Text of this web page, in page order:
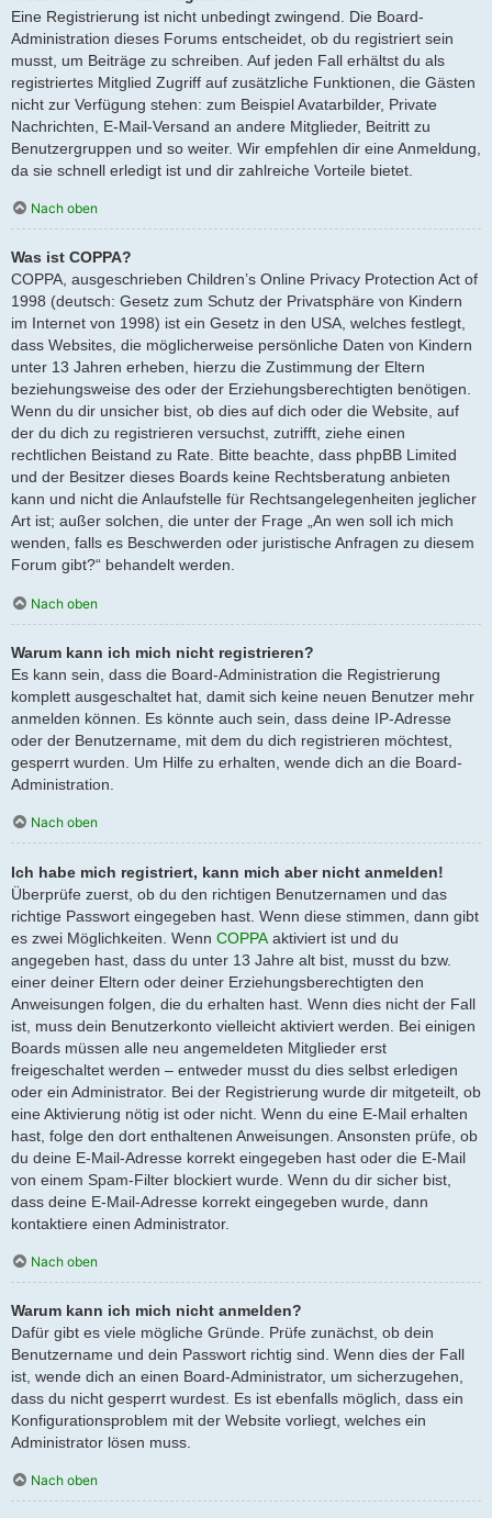
Eine Registrierung ist nicht unbedingt zwingend. Die Board-
Administration dieses Forums entscheidet, ob du registriert sein
musst, um Beiträge zu schreiben. Auf jeden Fall erhältst du als
registriertes Mitglied Zugriff auf zusätzliche Funktionen, die Gästen
nicht zur Verfügung stehen: zum Beispiel Avatarbilder, Private
Nachrichten, E-Mail-Versand an andere Mitglieder, Beitritt zu
Benutzergruppen und so weiter. Wir empfehlen dir eine Anmeldung,
da sie schnell erledigt ist und dir zahlreiche Vorteile bietet.
Nach oben
Was ist COPPA?
COPPA, ausgeschrieben Children’s Online Privacy Protection Act of
1998 (deutsch: Gesetz zum Schutz der Privatsphäre von Kindern
im Internet von 1998) ist ein Gesetz in den USA, welches festlegt,
dass Websites, die möglicherweise persönliche Daten von Kindern
unter 13 Jahren erheben, hierzu die Zustimmung der Eltern
beziehungsweise des oder der Erziehungsberechtigten benötigen.
Wenn du dir unsicher bist, ob dies auf dich oder die Website, auf
der du dich zu registrieren versuchst, zutrifft, ziehe einen
rechtlichen Beistand zu Rate. Bitte beachte, dass phpBB Limited
und der Besitzer dieses Boards keine Rechtsberatung anbieten
kann und nicht die Anlaufstelle für Rechtsangelegenheiten jeglicher
Art ist; außer solchen, die unter der Frage „An wen soll ich mich
wenden, falls es Beschwerden oder juristische Anfragen zu diesem
Forum gibt?“ behandelt werden.
Nach oben
Warum kann ich mich nicht registrieren?
Es kann sein, dass die Board-Administration die Registrierung
komplett ausgeschaltet hat, damit sich keine neuen Benutzer mehr
anmelden können. Es könnte auch sein, dass deine IP-Adresse
oder der Benutzername, mit dem du dich registrieren möchtest,
gesperrt wurden. Um Hilfe zu erhalten, wende dich an die Board-
Administration.
Nach oben
Ich habe mich registriert, kann mich aber nicht anmelden!
Überprüfe zuerst, ob du den richtigen Benutzernamen und das
richtige Passwort eingegeben hast. Wenn diese stimmen, dann gibt
es zwei Möglichkeiten. Wenn COPPA aktiviert ist und du
angegeben hast, dass du unter 13 Jahre alt bist, musst du bzw.
einer deiner Eltern oder deiner Erziehungsberechtigten den
Anweisungen folgen, die du erhalten hast. Wenn dies nicht der Fall
ist, muss dein Benutzerkonto vielleicht aktiviert werden. Bei einigen
Boards müssen alle neu angemeldeten Mitglieder erst
freigeschaltet werden – entweder musst du dies selbst erledigen
oder ein Administrator. Bei der Registrierung wurde dir mitgeteilt, ob
eine Aktivierung nötig ist oder nicht. Wenn du eine E-Mail erhalten
hast, folge den dort enthaltenen Anweisungen. Ansonsten prüfe, ob
du deine E-Mail-Adresse korrekt eingegeben hast oder die E-Mail
von einem Spam-Filter blockiert wurde. Wenn du dir sicher bist,
dass deine E-Mail-Adresse korrekt eingegeben wurde, dann
kontaktiere einen Administrator.
Nach oben
Warum kann ich mich nicht anmelden?
Dafür gibt es viele mögliche Gründe. Prüfe zunächst, ob dein
Benutzername und dein Passwort richtig sind. Wenn dies der Fall
ist, wende dich an einen Board-Administrator, um sicherzugehen,
dass du nicht gesperrt wurdest. Es ist ebenfalls möglich, dass ein
Konfigurationsproblem mit der Website vorliegt, welches ein
Administrator lösen muss.
Nach oben